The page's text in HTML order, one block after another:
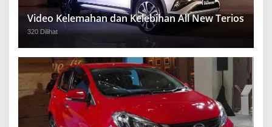
Video Kelemahan dan Kelebihan All New Terios
320 Dilihat